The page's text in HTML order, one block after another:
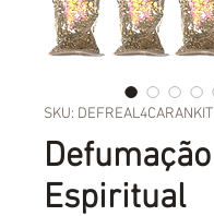
SKU: DEFREAL4CARANKIT
Defumação
Espiritual